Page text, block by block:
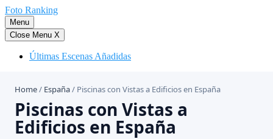
Saltar
al
contenido
Foto Ranking
Menu
Close Menu X
Últimas Escenas Añadidas
Home/ España/ Piscinas con Vistas a Edificios en España
Piscinas con Vistas a
Edificios en España